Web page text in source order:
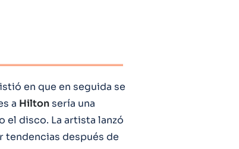
en que en seguida se
a Hiltonsería una
el disco. La artista lanzó
tendencias después de